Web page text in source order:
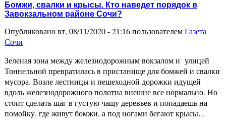
Бомжи, свалки и крысы. Кто наведет порядок в
Завокзальном районе Сочи?
Опубликовано вт, 08/11/2020 - 21:16 пользователемГазета
Сочи
Зеленая зона между железнодорожным вокзалом и улицей
Тоннельной превратилась в пристанище для бомжей и свалки
мусора. Возле лестницы и пешеходной дорожки идущей
вдоль железнодорожного полотна внешне все нормально. Но
стоит сделать шаг в густую чащу деревьев и попадаешь на
помойку, где живут бомжи, а под ногами бегают крысы…